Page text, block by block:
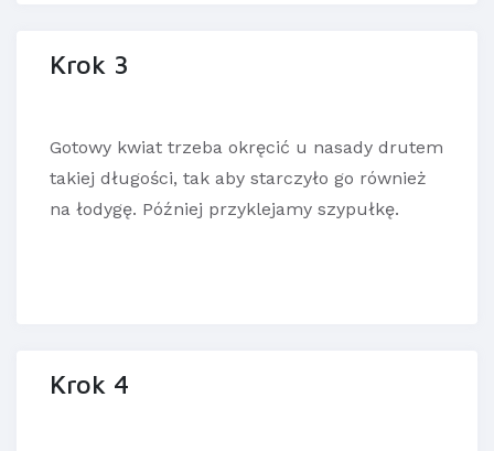
Krok 3
Gotowy kwiat trzeba okręcić u nasady drutem
takiej długości, tak aby starczyło go również
na łodygę. Później przyklejamy szypułkę.
Krok 4